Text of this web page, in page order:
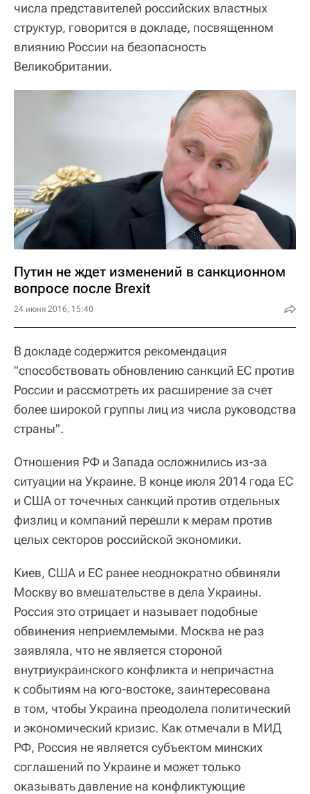
числа представителей российских властных
структур, говорится в докладе, посвященном
влиянию России на безопасность
Великобритании.
Путин не ждет изменений в санкционном
вопросе после Brexit
24 июня 2016, 15:40
В докладе содержится рекомендация
"способствовать обновлению санкций ЕС против
России и рассмотреть их расширение за счет
более широкой группы лиц из числа руководства
страны".
Отношения РФ и Запада осложнились из-за
ситуации на Украине. В конце июля 2014 года ЕС
и США от точечных санкций против отдельных
физлиц и компаний перешли к мерам против
целых секторов российской экономики.
Киев, США и ЕС ранее неоднократно обвиняли
Москву во вмешательстве в дела Украины.
Россия это отрицает и называет подобные
обвинения неприемлемыми. Москва не раз
заявляла, что не является стороной
внутриукраинского конфликта и непричастна
к событиям на юго-востоке, заинтересована
в том, чтобы Украина преодолела политический
и экономический кризис. Как отмечали в МИД
РФ, Россия не является субъектом минских
соглашений по Украине и может только
оказывать давление на конфликтующие